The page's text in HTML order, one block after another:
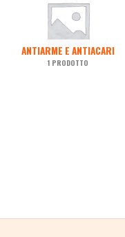
ANTIARME E ANTIACARI
1 PRODOTTO